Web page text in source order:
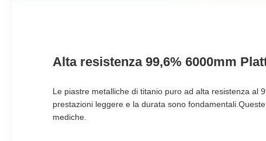
Alta resistenza 99,6% 6000mm
Le piastre metalliche di titanio puro ad alta resistenza al
prestazioni leggere e la durata sono
mediche.